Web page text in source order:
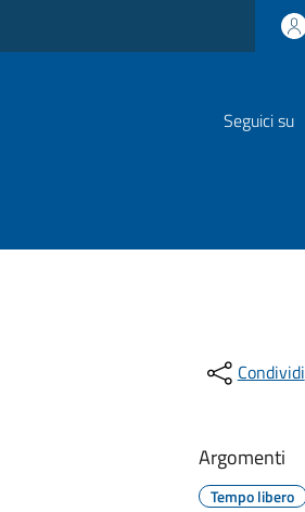
Seguici su
Condividi
Argomenti
Tempo libero